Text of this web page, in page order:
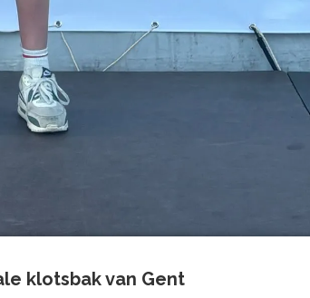
klotsbak van Gent